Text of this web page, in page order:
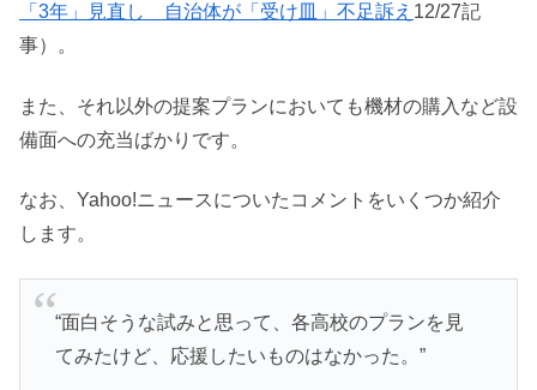
「3年」見直し 自治体が「受け皿」不足訴え 12/27記
事）。
また、それ以外の提案プランにおいても機材の購入など設
備面への充当ばかりです。
なお、Yahoo!ニュースについたコメントをいくつか紹介
します。
“面白そうな試みと思って、各高校のプランを見
てみたけど、応援したいものはなかった。”